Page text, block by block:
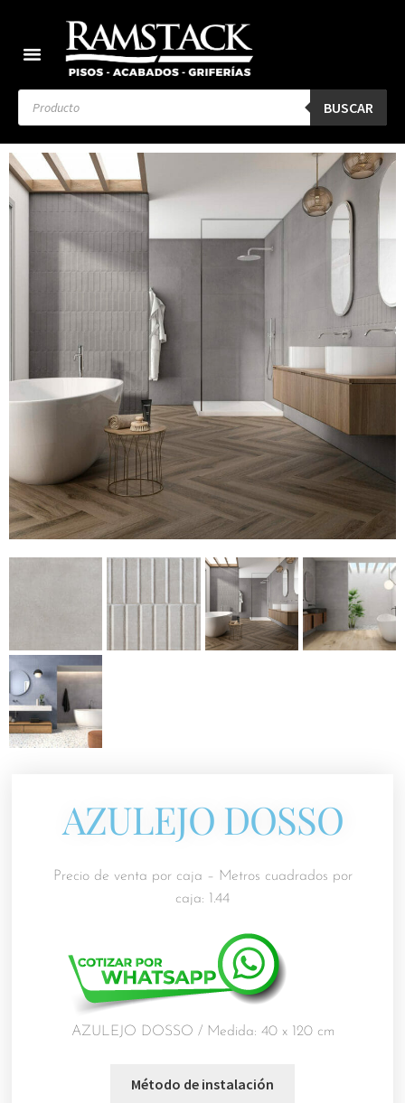
BUSCAR
AZULEJO DOSSO
Precio de venta por caja – Metros cuadrados por
caja: 1.44
AZULEJO DOSSO / Medida: 40 x 120 cm